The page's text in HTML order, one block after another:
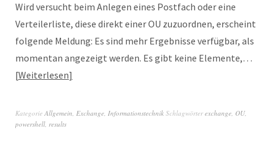
Wird versucht beim Anlegen eines Postfach oder eine
Verteilerliste, diese direkt einer OU zuzuordnen, erscheint
folgende Meldung: Es sind mehr Ergebnisse verfügbar, als
momentan angezeigt werden. Es gibt keine Elemente,…
Weiterlesen
Kategorie Allgemein, Exchange, Informationstechnik Schlagwörterexchange, OU,
powershell, results